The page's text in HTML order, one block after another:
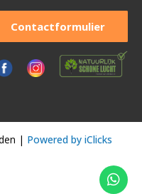
Contactformulier
| Powered by iClicks